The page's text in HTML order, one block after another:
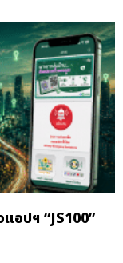
อปฯ “JS100”